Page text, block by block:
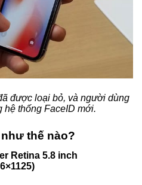
được loại bỏ, và người dùng
hệ thống FaceID mới.
thế nào?
Retina 5.8 inch